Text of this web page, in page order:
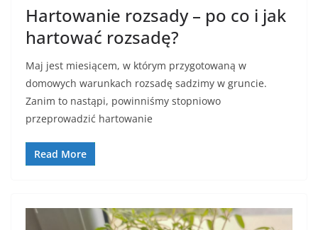
Hartowanie rozsady – po co i jak
hartować rozsadę?
Maj jest miesiącem, w którym przygotowaną w
domowych warunkach rozsadę sadzimy w gruncie.
Zanim to nastąpi, powinniśmy stopniowo
przeprowadzić hartowanie
Read More